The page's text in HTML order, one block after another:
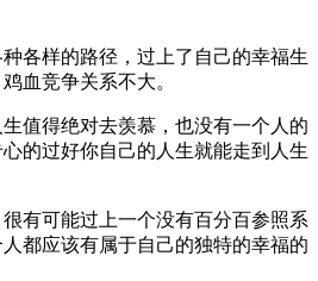
各样的路径，过上了自己的幸福生
血竞争关系不大。
值得绝对去羡慕，也没有一个人的
的过好你自己的人生就能走到人生
有可能过上一个没有百分百参照系
都应该有属于自己的独特的幸福的